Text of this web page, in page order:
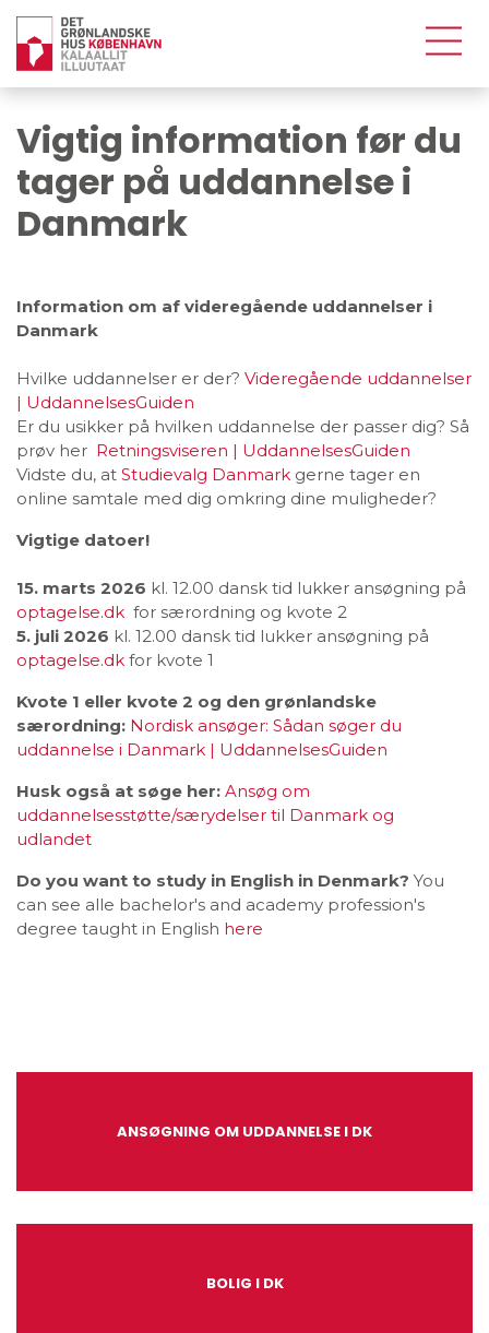
Vigtig information før du
tager på uddannelse i
Danmark
Information om af videregående uddannelser i
Danmark
Hvilke uddannelser er der? Videregående uddannelser
| UddannelsesGuiden
Er du usikker på hvilken uddannelse der passer dig? Så
prøv her Retningsviseren | UddannelsesGuiden
Vidste du, at Studievalg Danmark gerne tager en
online samtale med dig omkring dine muligheder?
Vigtige datoer!
15. marts 2026 kl. 12.00 dansk tid lukker ansøgning på
optagelse.dk for særordning og kvote 2
5. juli 2026 kl. 12.00 dansk tid lukker ansøgning på
optagelse.dk for kvote 1
Kvote 1 eller kvote 2 og den grønlandske
særordning: Nordisk ansøger: Sådan søger du
uddannelse i Danmark | UddannelsesGuiden
Husk også at søge her: Ansøg om
uddannelsesstøtte/særydelser til Danmark og
udlandet
Do you want to study in English in Denmark? You
can see alle bachelor's and academy profession's
degree taught in English here
ANSØGNING OM UDDANNELSE I DK
BOLIG I DK